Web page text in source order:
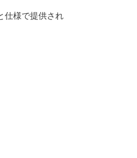
仕様で提供され